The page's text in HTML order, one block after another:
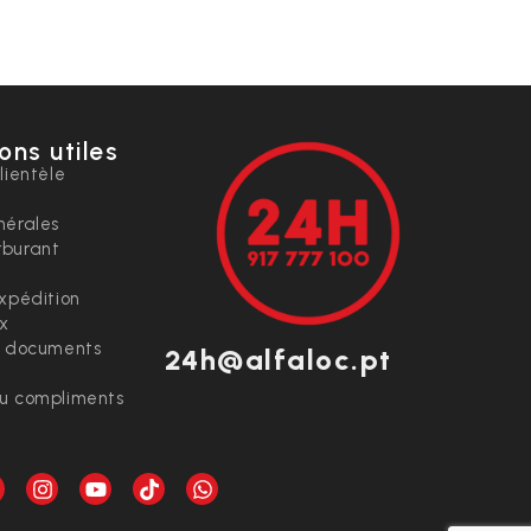
utiles
documents
compliments
24h@alfaloc.pt